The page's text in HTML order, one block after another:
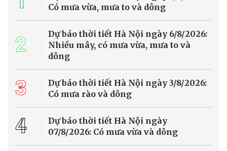
Có mưa vừa, mưa to và dông
2
Dự báo thời tiết Hà Nội ngày 6/8/2026:
Nhiều mây, có mưa vừa, mưa to và
dông
3
Dự báo thời tiết Hà Nội ngày 3/8/2026:
Có mưa rào và dông
4
Dự báo thời tiết Hà Nội ngày
07/8/2026: Có mưa vừa và dông